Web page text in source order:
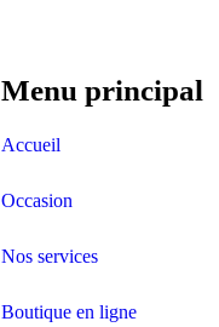
Menu principal
Accueil
Occasion
Nos services
Boutique en ligne